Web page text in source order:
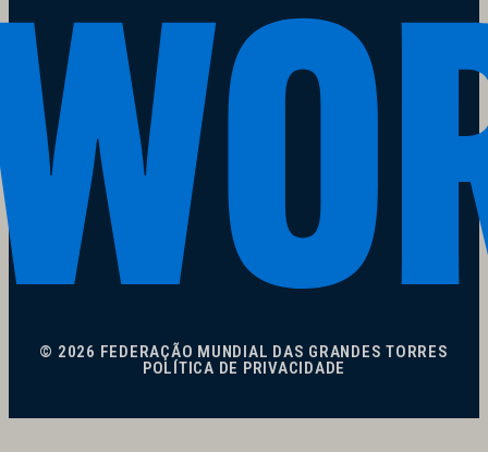
© 2026 FEDERAÇÃO MUNDIAL DAS GRANDES TORRES
POLÍTICA DE PRIVACIDADE